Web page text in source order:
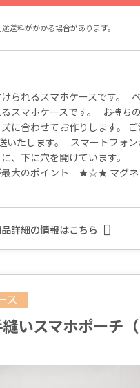
送料がかかる場合があります。
られるスマホケースです。
スマホケースです。 お持ち
に合わせてお作りします。 ご
いたします。 スマートフォン
、下に穴を開けています。
のポイント ★☆★ マグネ
詳細の情報はこちら
ス
縫いスマホポーチ